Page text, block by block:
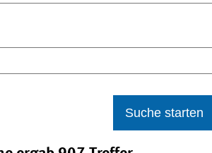
Suche starten